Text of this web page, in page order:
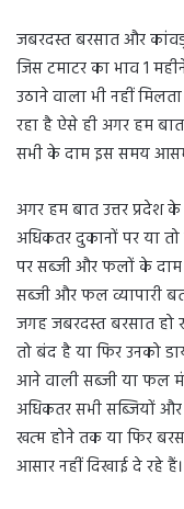
जबरदस्त बरसात और
जिस टमाटर का भाव 1
उठाने वाला भी नहीं
रहा है ऐसे ही अगर हम
सभी के दाम इस समय
अगर हम बात उत्तर प्रदेश
अधिकतर दुकानों पर या
पर सब्जी और फलों के
सब्जी और फल व्यापारी
जगह जबरदस्त बरसात हो
तो बंद है या फिर उनको
आने वाली सब्जी या फल
अधिकतर सभी सब्जियों
खत्म होने तक या फिर
आसार नहीं दिखाई दे रहे हैं।